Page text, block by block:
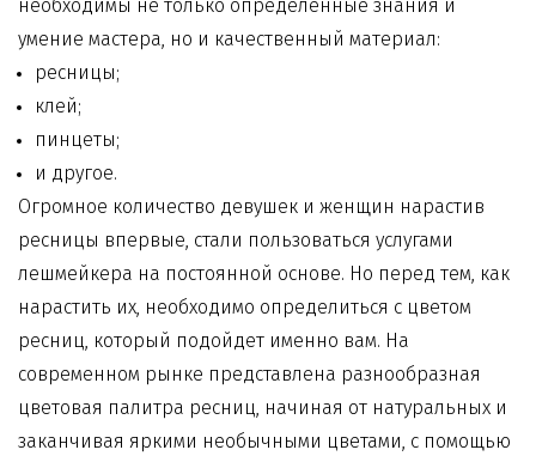
необходимы не только определенные знания и
умение мастера, но и качественный материал:
ресницы;
клей;
пинцеты;
и другое.
Огромное количество девушек и женщин нарастив
ресницы впервые, стали пользоваться услугами
лешмейкера на постоянной основе. Но перед тем, как
нарастить их, необходимо определиться с цветом
ресниц, который подойдет именно вам. На
современном рынке представлена разнообразная
цветовая палитра ресниц, начиная от натуральных и
заканчивая яркими необычными цветами, с помощью